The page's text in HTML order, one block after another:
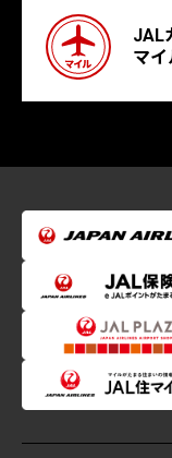
JAL
マイ